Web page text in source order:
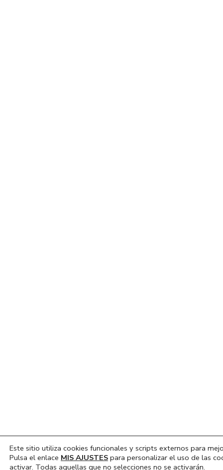
Este sitio utiliza cookies funcionales y scripts externos para
Pulsa el enlace MIS AJUSTES para personalizar el uso de las
activar. Todas aquellas que no selecciones no se activarán.